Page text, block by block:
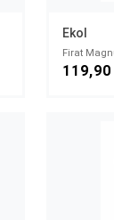
Ekol
119,90